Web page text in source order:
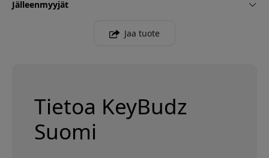
Jälleenmyyjät
Jaa tuote
Tietoa KeyBudz
Suomi